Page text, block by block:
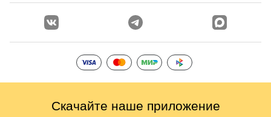
Скачайте наше приложение